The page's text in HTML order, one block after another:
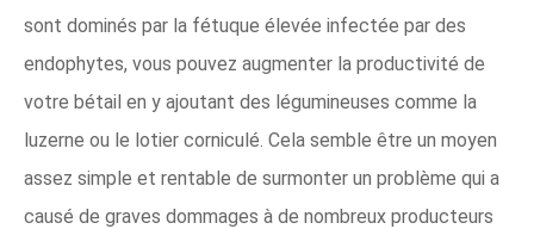
sont dominés par la fétuque élevée infectée par des
endophytes, vous pouvez augmenter la productivité de
votre bétail en y ajoutant des légumineuses comme la
luzerne ou le lotier corniculé. Cela semble être un moyen
assez simple et rentable de surmonter un problème qui a
causé de graves dommages à de nombreux producteurs